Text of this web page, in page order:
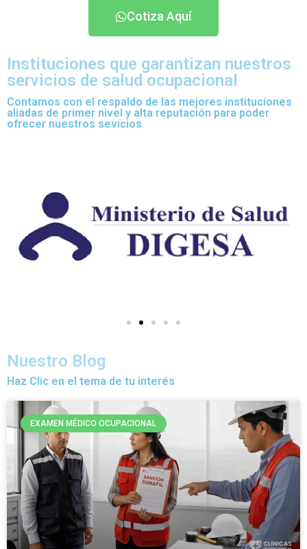
Cotiza Aquí
Instituciones que garantizan nuestros
servicios de salud ocupacional
Contamos con el respaldo de las mejores instituciones
aliadas de primer nivel y alta reputación para poder
ofrecer nuestros sevicios
Nuestro Blog
Haz Clic en el tema de tu interés
EXAMEN MÉDICO OCUPACIONAL